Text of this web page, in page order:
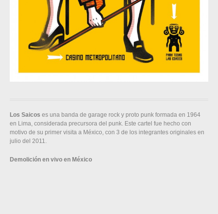
Los Saicos es una banda de garage rock y proto punk formada en 1964
en Lima, considerada precursora del punk. Este cartel fue hecho con
motivo de su primer visita a México, con 3 de los integrantes originales en
julio del 2011.
Demolición en vivo en México